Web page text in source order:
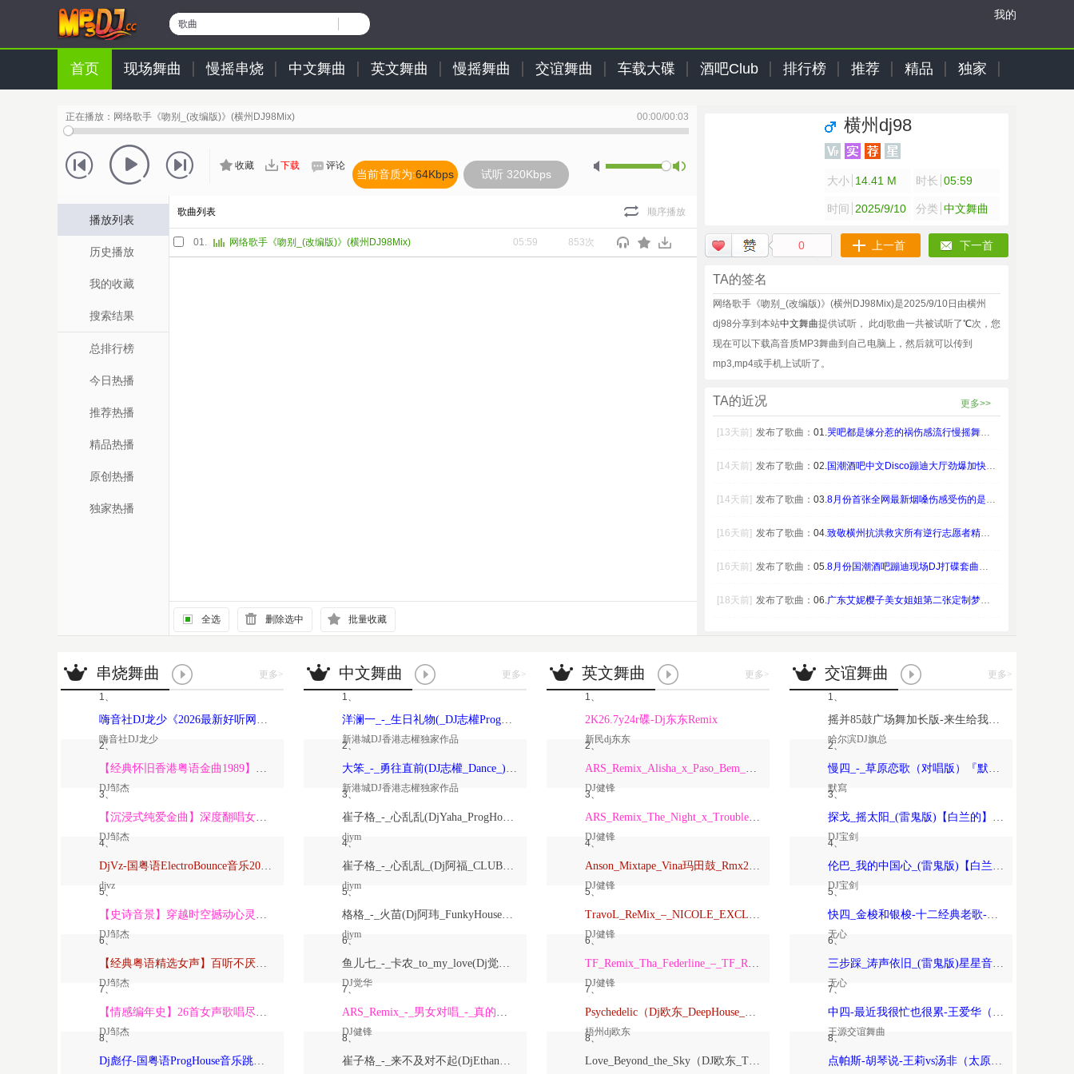
歌曲
我的
首页 现场舞曲 慢摇串烧 中文舞曲 英文舞曲 慢摇舞曲 交谊舞曲 车载大碟 酒吧Club 排行榜 推荐 精品 独家
正在播放： 网络歌手《吻别_(改编版)》(横州DJ98Mix) 00:00/00:03
收藏 下载 评论
当前音质为:64Kbps 试听 320Kbps
播放列表
历史播放
我的收藏
搜索结果
总排行榜
今日热播
推荐热播
精品热播
原创热播
独家热播
歌曲列表 顺序播放
01. 网络歌手《吻别_(改编版)》(横州DJ98Mix) 05:59 853次
全选 删除选中 批量收藏
横州dj98
大小 14.41 M 时长 05:59
时间 2025/9/10 分类 中文舞曲
0 上一首 下一首
TA的签名
网络歌手《吻别_(改编版)》(横州DJ98Mix)是2025/9/10日由横州
dj98分享到本站中文舞曲提供试听， 此dj歌曲一共被试听了℃次，您
现在可以下载高音质MP3舞曲到自己电脑上，然后就可以传到
mp3,mp4或手机上试听了。
TA的近况 更多>>
[13天前] 发布了歌曲： 01.哭吧都是缘分惹的祸伤感流行慢摇舞曲DJ打碟套
[14天前] 发布了歌曲： 02.国潮酒吧中文Disco蹦迪大厅劲爆加快气氛D
[14天前] 发布了歌曲： 03.8月份首张全网最新烟嗓伤感受伤的是我HiFi
[16天前] 发布了歌曲： 04.致敬横州抗洪救灾所有逆行志愿者精忠报国DJ打
[16天前] 发布了歌曲： 05.8月份国潮酒吧蹦迪现场DJ打碟套曲慢摇开场东
[18天前] 发布了歌曲： 06.广东艾妮樱子美女姐姐第二张定制梦仍是一样DJ
串烧舞曲 更多>
1、
嗨音社DJ龙少《2026最新好听网络伤感歌曲推荐·深爱过的人一生惦记》
嗨音社DJ龙少
2、
【经典怀旧香港粤语金曲1989】高潮版【DJ邹杰】
DJ邹杰
3、
【沉浸式纯爱金曲】深度翻唱女声版【DJ邹杰】_
DJ邹杰
4、
DjVz-国粤语ElectroBounce音乐2026讲不出再见怀旧版蹦迪跳舞大碟
djvz
5、
【史诗音景】穿越时空撼动心灵的管弦乐【DJ邹杰】
DJ邹杰
6、
【经典粤语精选女声】百听不厌深度翻唱版【DJ邹杰】_
DJ邹杰
7、
【情感编年史】26首女声歌唱尽从暗恋到放下的全部【DJ邹杰】
DJ邹杰
8、
Dj彪仔-国粤语ProgHouse音乐跳舞街vs心要让你听见串烧Vol.39
中文舞曲 更多>
1、
洋澜一_-_生日礼物(_DJ志權ProgHouse_)无心睡眠鼓国语女原创Mix
新港城DJ香港志權独家作品
2、
大笨_-_勇往直前(DJ志權_Dance_)粤语男原创Mix
新港城DJ香港志權独家作品
3、
崔子格_-_心乱乱(DjYaha_ProgHouse_Mix国语女)
djym
4、
崔子格_-_心乱乱_(Dj阿福_CLUB_Mix国语女)
djym
5、
格格_-_火苗(Dj阿玮_FunkyHouse_Mix国语女)
djym
6、
鱼儿七_-_卡农_to_my_love(Dj觉华_Electro_Rmx_2026_V2)
DJ觉华
7、
ARS_Remix_-_男女对唱_-_真的爱着你
DJ健锋
8、
崔子格_-_来不及对不起(DjEthan翊轩_Melbourne_Mix国语女)
英文舞曲 更多>
1、
2K26.7y24r碟-Dj东东Remix
新民dj东东
2、
ARS_Remix_Alisha_x_Paso_Bem_Solto_2K25_ft_Daa_LeemingWart_Alexis
DJ健锋
3、
ARS_Remix_The_Night_x_Trouble_Is_A_Friend_x_Forver_Young_2K24…
DJ健锋
4、
Anson_Mixtape_Vina玛田鼓_Rmx2026_150
DJ健锋
5、
TravoL_ReMix_–_NICOLE_EXCLUSIVE_康熙TOYOKI_落泪_TravoL_HarderMix
DJ健锋
6、
TF_Remix_Tha_Federline_–_TF_Remix_DOTARapture_TF_REMIX_2026_VVIP
DJ健锋
7、
Psychedelic（Dj欧东_DeepHouse_2026）
梧州dj欧东
8、
Love_Beyond_the_Sky（DJ欧东_Trance）
交谊舞曲 更多>
1、
摇并85鼓广场舞加长版-来生给我一个家-恰恰恰恰恰【哈尔滨DJ旗总音乐工作室独家制作】
哈尔滨DJ旗总
2、
慢四_-_草原恋歌（对唱版）『默寫制作』
默寫
3、
探戈_摇太阳_(雷鬼版)【白兰的】-宝剑制作
DJ宝剑
4、
伦巴_我的中国心_(雷鬼版)【白兰的】-宝剑制作
DJ宝剑
5、
快四_金梭和银梭-十二经典老歌-无心制作
无心
6、
三步踩_涛声依旧_(雷鬼版)星星音乐屋、晚风音乐屋-无心制作
无心
7、
中四-最近我很忙也很累-王爱华（太原-王源制作）
王源交谊舞曲
8、
点帕斯-胡琴说-王莉vs汤非（太原-王源制作）